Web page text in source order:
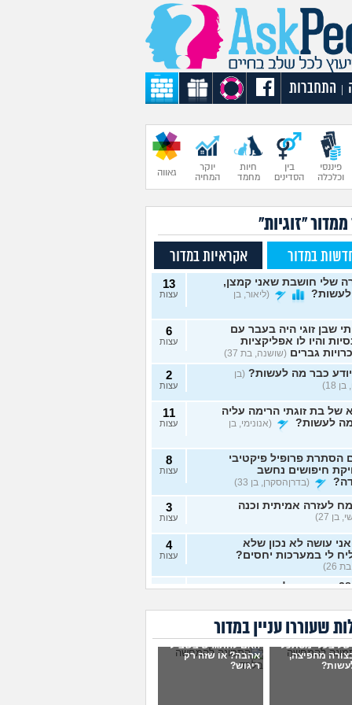
התחברות
פיננסי
וכלכלה
בין
הסדינים
חיות
מחמד
יוקר
המחיה
גאווה
ממדור "זוגיות"
במדור אקראיות במדור
שלי חושבת שאני קמצן,
(ליאור, בן
13
עצות
שבן זוגי היה בעבר עם
והיו לו אפליקציות
גברים (שושנה, בת 37)
6
עצות
כבר מה לעשות? (בן
18)
2
עצות
של בת זוגתי הרימה עליה
מה לעשות?
(אנונימי, בן
11
עצות
הסתרת פרופיל פיקטיבי
חיפושים נחשב
(בדרןהסקרן, בן 33)
8
עצות
לעזרה אמיתית וכנה
בן 27)
3
עצות
עושה לא נכון שלא
לי במערכות יחסים?
26)
4
עצות
בת 28 ואף פעם לא הייתי
ראשון?
(רווקה, בת 28)
6
מתנהגת מוזר?
(אנונימי,
3
עצות
לא הייתי בזוגיות ואני לא
שעוררו עניין במדור
בעלי מסתכל
מחפיצה,
האם להתגרש בשביל
אהבה? או שזה רק
ריגוש?